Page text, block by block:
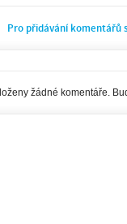
Pro přidávání komentářů
žádné komentáře.